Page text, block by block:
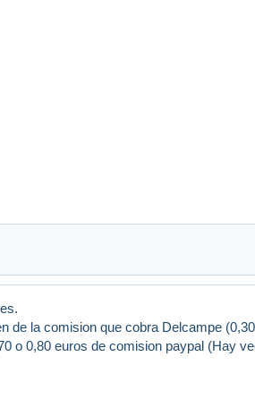
de la comision que cobra Delcampe
o 0,80 euros de comision paypal (Hay